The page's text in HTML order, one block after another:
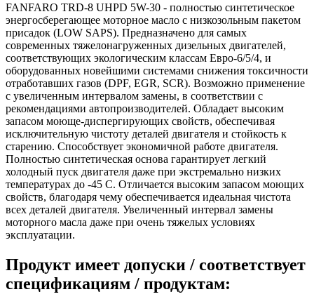
FANFARO TRD-8 UHPD 5W-30 - полностью синтетическое
энергосберегающее моторное масло с низкозольным пакетом
присадок (LOW SAPS). Предназначено для самых
современных тяжелонагруженных дизельных двигателей,
соответствующих экологическим классам Евро-6/5/4, и
оборудованных новейшими системами снижения токсичности
отработавших газов (DPF, EGR, SCR). Возможно применение
с увеличенным интервалом замены, в соответствии с
рекомендациями автопроизводителей. Обладает высоким
запасом моюще-диспергирующих свойств, обеспечивая
исключительную чистоту деталей двигателя и стойкость к
старению. Способствует экономичной работе двигателя.
Полностью синтетическая основа гарантирует легкий
холодный пуск двигателя даже при экстремально низких
температурах до -45 С. Отличается высоким запасом моющих
свойств, благодаря чему обеспечивается идеальная чистота
всех деталей двигателя. Увеличенный интервал замены
моторного масла даже при очень тяжелых условиях
эксплуатации.
Продукт имеет допуски / соответствует
спецификациям / продуктам: